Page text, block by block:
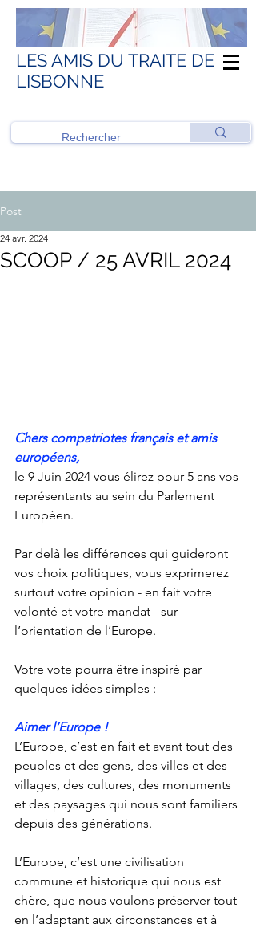
LES AMIS DU TRAITE DE
LISBONNE
Post
SCOOP / 25 AVRIL 2024
24 avr. 2024
Chers compatriotes français et amis
européens,
le 9 Juin 2024 vous élirez pour 5 ans vos
représentants au sein du Parlement
Européen.
Par delà les différences qui guideront
vos choix politiques, vous exprimerez
surtout votre opinion - en fait votre
volonté et votre mandat - sur
l’orientation de l’Europe.
Votre vote pourra être inspiré par
quelques idées simples :
Aimer l’Europe !
L’Europe, c’est en fait et avant tout des
peuples et des gens, des villes et des
villages, des cultures, des monuments
et des paysages qui nous sont familiers
depuis des générations.
L’Europe, c’est une civilisation
commune et historique qui nous est
chère, que nous voulons préserver tout
en l’adaptant aux circonstances et à